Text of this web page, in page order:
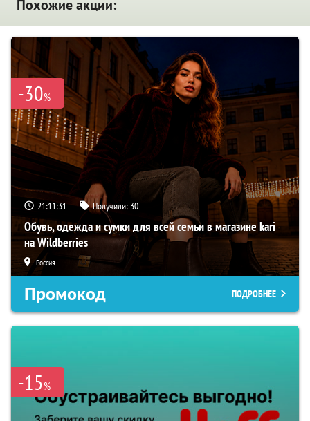
Похожие акции:
-30%
21:11:30 Получили: 30
Обувь, одежда и сумки для всей семьи в магазине kari
на Wildberries
Россия
Промокод ПОДРОБНЕЕ
-15%